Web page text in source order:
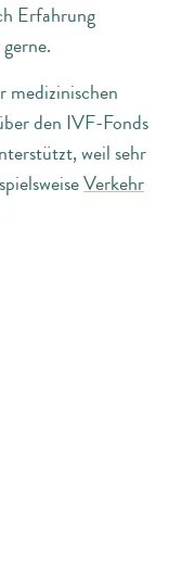
Erfahrung
den IVF-Fonds
weil sehr
Verkehr